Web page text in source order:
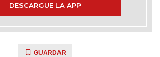
DESCARGUE LA APP
GUARDAR